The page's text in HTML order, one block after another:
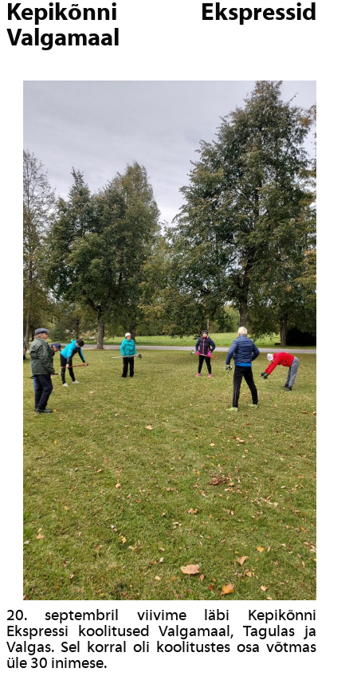
Kepikõnni Ekspressid
Valgamaal
20. septembril viivime läbi Kepikõnni
Ekspressi koolitused Valgamaal, Tagulas ja
Valgas. Sel korral oli koolitustes osa võtmas
üle 30 inimese.